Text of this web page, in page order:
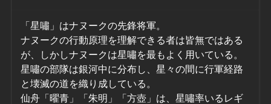
「星嘯」はナヌークの先鋒将軍。
ナヌークの行動原理を理解できる者は皆無ではある
が、しかしナヌークは星嘯を最もよく用いている。
星嘯の部隊は銀河中に分布し、星々の間に行軍経路
と壊滅の道を織り成している。
仙舟「曜青」「朱明」「方壺」は、星嘯率いるレギ